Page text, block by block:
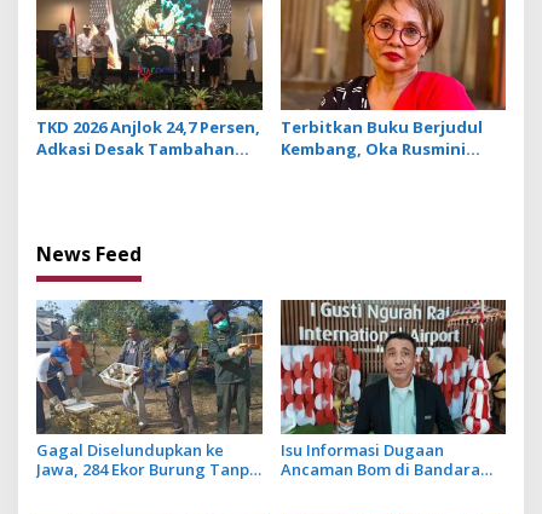
TKD 2026 Anjlok 24,7 Persen,
Adkasi Desak Tambahan
Terbitkan Buku Berjudul
Kembang, Oka Rusmini
News Feed
Gagal Diselundupkan ke
Jawa, 284 Ekor Burung Tanpa
Isu Informasi Dugaan
Ancaman Bom di Bandara